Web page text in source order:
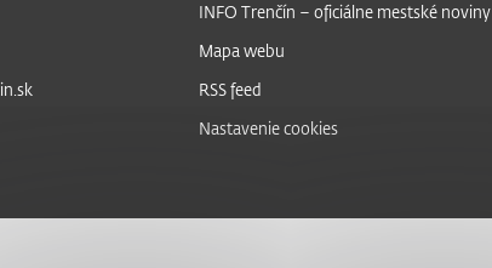
INFO Trenčín – oficiálne mestské noviny
Mapa webu
RSS feed
Nastavenie cookies